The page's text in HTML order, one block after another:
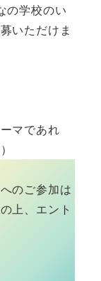
の学校のい
いただけま
マであれ
のご参加は
上、エント